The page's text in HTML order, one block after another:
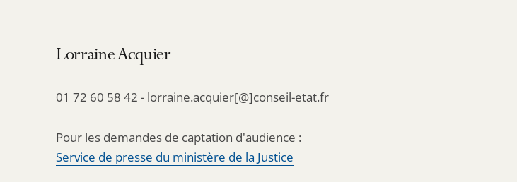
Lorraine Acquier
01 72 60 58 42 - lorraine.acquier[@]conseil-etat.fr
Pour les demandes de captation d'audience :
Service de presse du ministère de la Justice